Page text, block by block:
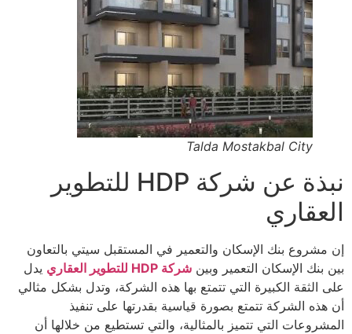
Talda Mostakbal City
نبذة عن شركة HDP للتطوير
العقاري
إن مشروع بنك الإسكان والتعمير في المستقبل سيتي بالتعاون
بين بنك الإسكان التعمير وبين شركة HDP للتطوير العقاري
يدل
على الثقة الكبيرة التي تتمتع بها هذه الشركة، وتدل بشكل مثالي
أن هذه الشركة تتمتع بصورة قياسية بقدرتها على تنفيذ
المشروعات التي تتميز بالمثالية، والتي تستطيع من خلالها أن